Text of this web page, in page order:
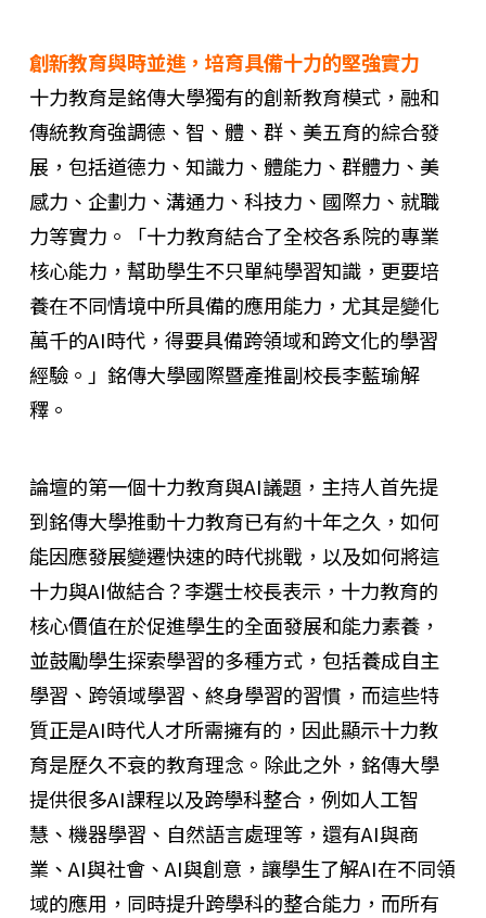
創新教育與時並進，培育具備十力的堅強實力
十力教育是銘傳大學獨有的創新教育模式，融和
傳統教育強調德、智、體、群、美五育的綜合發
展，包括道德力、知識力、體能力、群體力、美
感力、企劃力、溝通力、科技力、國際力、就職
力等實力。「十力教育結合了全校各系院的專業
核心能力，幫助學生不只單純學習知識，更要培
養在不同情境中所具備的應用能力，尤其是變化
萬千的AI時代，得要具備跨領域和跨文化的學習
經驗。」銘傳大學國際暨產推副校長李藍瑜解
釋。
論壇的第一個十力教育與AI議題，主持人首先提
到銘傳大學推動十力教育已有約十年之久，如何
能因應發展變遷快速的時代挑戰，以及如何將這
十力與AI做結合？李選士校長表示，十力教育的
核心價值在於促進學生的全面發展和能力素養，
並鼓勵學生探索學習的多種方式，包括養成自主
學習、跨領域學習、終身學習的習慣，而這些特
質正是AI時代人才所需擁有的，因此顯示十力教
育是歷久不衰的教育理念。除此之外，銘傳大學
提供很多AI課程以及跨學科整合，例如人工智
慧、機器學習、自然語言處理等，還有AI與商
業、AI與社會、AI與創意，讓學生了解AI在不同領
域的應用，同時提升跨學科的整合能力，而所有